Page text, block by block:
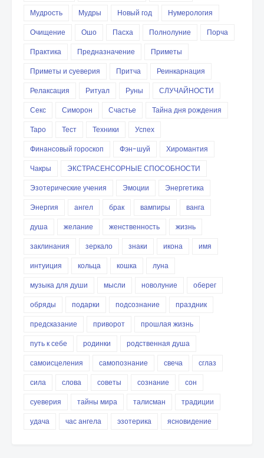
Мудрость
Мудры Новый год
Нумерология
Очищение
Ошо Пасха Полнолуние
Порча
Практика
Предназначение
Приметы
Приметы и суеверия
Притча
Реинкарнация
Релаксация
Ритуал Руны
СЛУЧАЙНОСТИ
Секс
Симорон Счастье
Тайна дня рождения
Таро
Тест Техники
Успех
Финансовый гороскоп
Фэн-шуй
Хиромантия
Чакры
ЭКСТРАСЕНСОРНЫЕ СПОСОБНОСТИ
Эзотерические учения
Эмоции
Энергетика
Энергия
ангел брак вампиры
ванга
душа
желание женственность
жизнь
заклинания
зеркало знаки икона
имя
интуиция
кольца кошка
луна
музыка для души
мысли новолуние
оберег
обряды
подарки подсознание
праздник
предсказание
приворот
прошлая жизнь
путь к себе
родинки
родственная душа
самоисцеления
самопознание свеча
сглаз
сила
слова советы сознание
сон
суеверия
тайны мира талисман
традиции
удача
час ангела эзотерика ясновидение